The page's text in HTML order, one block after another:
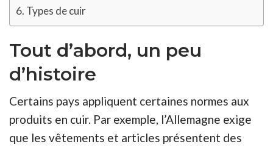
Types de cuir
Tout d’abord, un peu
d’histoire
Certains pays appliquent certaines normes aux
produits en cuir. Par exemple, l’Allemagne exige
que les vêtements et articles présentent des